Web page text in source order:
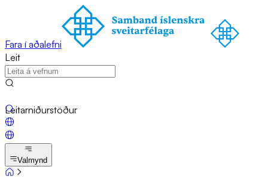
Fara í aðalefni
Leit
Leitarniðurstöður
Valmynd